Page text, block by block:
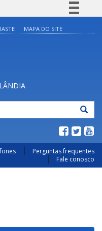
Legislação
Canais
MAPA DO SITE
Perguntas frequentes
Fale conosco